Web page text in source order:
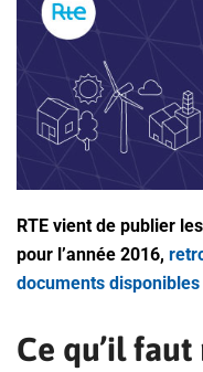
RTE vient de publier
pour l’année 2016,
documents disponibles
Ce qu’il